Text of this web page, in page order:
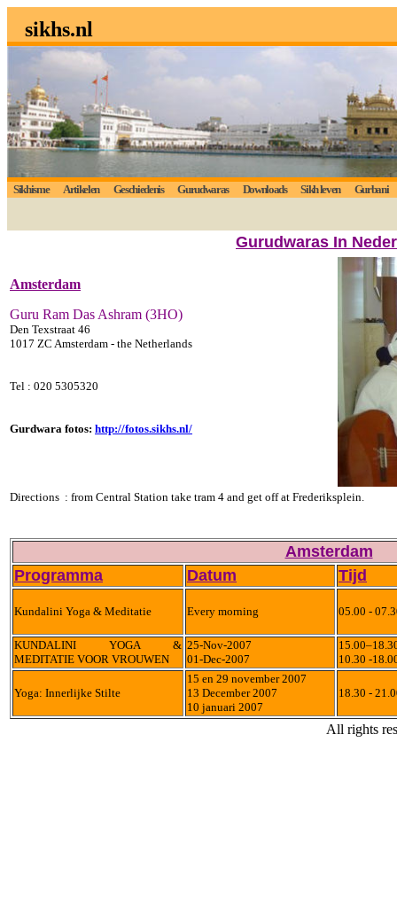
sikhs.nl
Sikhisme Artikelen Geschiedenis Gurudwaras Downloads Sikh leven Gurbani
Gurudwaras In
Amsterdam
Guru Ram Das Ashram (3HO)
Den Texstraat 46
1017 ZC Amsterdam - the Netherlands
Tel : 020 5305320
Gurdwara fotos: http://fotos.sikhs.nl/
Directions : from Central Station take tram 4 and get off at Frederiksplein.
Amsterdam
Programma
Datum Tijd
Kundalini Yoga & Meditatie Every morning 05.00 -
KUNDALINI YOGA &
MEDITATIE VOOR VROUWEN
25-Nov-2007
01-Dec-2007
10.30 -
Yoga: Innerlijke Stilte
15 en 29 november 2007
13 December 2007
10 januari 2007
18.30 -
All rights